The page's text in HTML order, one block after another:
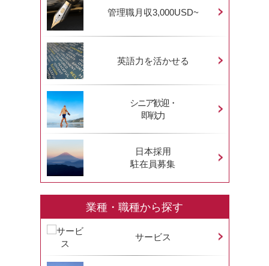
管理職月収3,000USD~
英語力を活かせる
シニア歓迎・
即戦力
日本採用
駐在員募集
業種・職種から探す
サービス